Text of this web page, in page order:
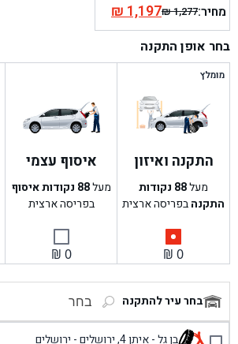
מחיר: ₪1,277
המחיר
המקורי
היה:
₪1,197 המחיר
הנוכחי
הוא:
בחר אופן התקנה
מומלץ
התקנה ואיזון
מעל88 נקודות
התקנהבפריסה ארצית
₪ 0
איסוף עצמי
מעל88 נקודות איסוף
בפריסה ארצית
₪ 0
בחר עיר להתקנה בחר
בן גל - איתן 4, ירושלים - ירושלים